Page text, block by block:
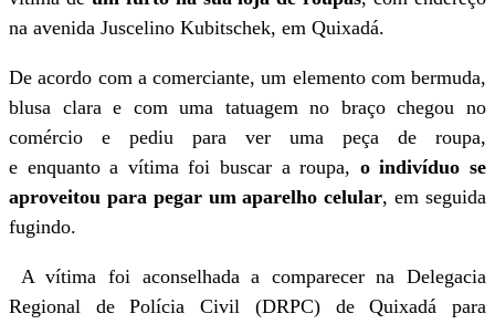
na avenida Juscelino Kubitschek, em Quixadá.
De acordo com a comerciante, um elemento com bermuda,
blusa clara e com uma tatuagem no braço chegou no
comércio e pediu para ver uma peça de roupa,
e enquanto a vítima foi buscar a roupa, o indivíduo se
aproveitou para pegar um aparelho celular, em seguida
fugindo.
A vítima foi aconselhada a comparecer na Delegacia
Regional de Polícia Civil (DRPC) de Quixadá para